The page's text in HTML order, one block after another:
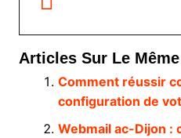
Articles Sur Le
Comment réussir
configuration de
Webmail ac-Dijon :